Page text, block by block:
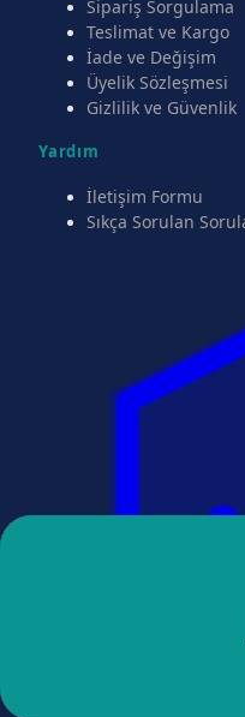
Sipariş Sorgulama
Teslimat ve Kargo
İade ve Değişim
Üyelik Sözleşmesi
Gizlilik ve Güvenlik
Yardım
İletişim Formu
Sıkça Sorulan